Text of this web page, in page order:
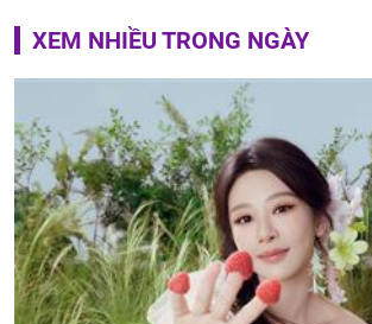
XEM NHIỀU TRONG NGÀY